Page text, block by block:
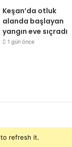
Keşan’da otluk
alanda başlayan
yangın eve sıçradı
1 gün önce
refresh it.